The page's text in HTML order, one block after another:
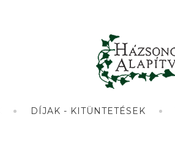
DÍJAK - KITÜNTETÉSEK